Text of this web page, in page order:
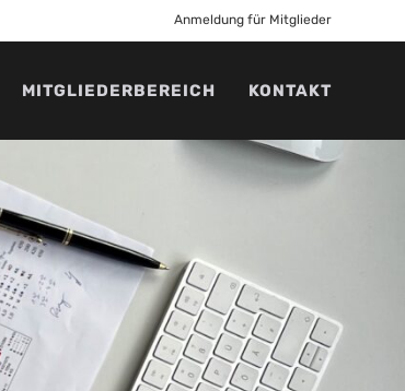
Anmeldung für Mitglieder
MITGLIEDERBEREICH KONTAKT